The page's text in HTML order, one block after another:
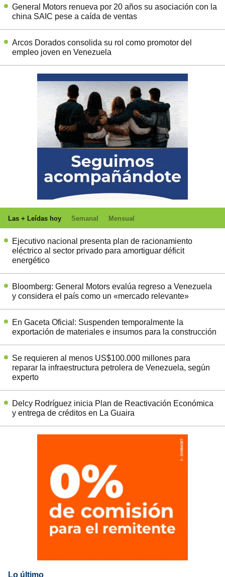
General Motors renueva por 20 años su asociación con la
china SAIC pese a caída de ventas
Arcos Dorados consolida su rol como promotor del
empleo joven en Venezuela
Las + Leídas hoy Semanal Mensual
Ejecutivo nacional presenta plan de racionamiento
eléctrico al sector privado para amortiguar déficit
energético
Bloomberg: General Motors evalúa regreso a Venezuela
y considera el país como un «mercado relevante»
En Gaceta Oficial: Suspenden temporalmente la
exportación de materiales e insumos para la construcción
Se requieren al menos US$100.000 millones para
reparar la infraestructura petrolera de Venezuela, según
experto
Delcy Rodríguez inicia Plan de Reactivación Económica
y entrega de créditos en La Guaira
Lo último